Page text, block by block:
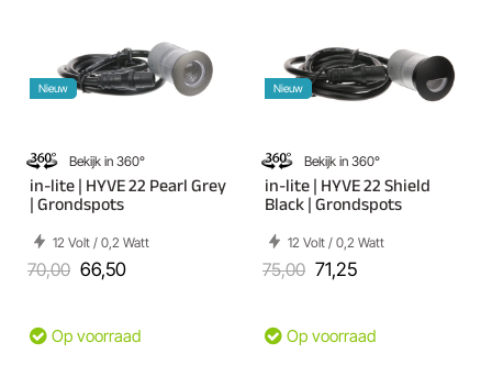
Bekijk in 360°
Nieuw
in-lite | HYVE 22 Pearl Grey
| Grondspots
12 Volt / 0,2 Watt
70,00 66,50
Op voorraad
Bekijk in 360°
Nieuw
in-lite | HYVE 22 Shield
Black | Grondspots
12 Volt / 0,2 Watt
75,00 71,25
Op voorraad